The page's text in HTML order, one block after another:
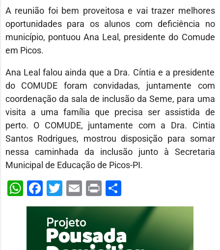
A reunião foi bem proveitosa e vai trazer melhores
oportunidades para os alunos com deficiência no
município, pontuou Ana Leal, presidente do Comude
em Picos.
Ana Leal falou ainda que a Dra. Cíntia e a presidente
do COMUDE foram convidadas, juntamente com
coordenação da sala de inclusão da Seme, para uma
visita a uma família que precisa ser assistida de
perto. O COMUDE, juntamente com a Dra. Cintia
Santos Rodrigues, mostrou disposição para somar
nessa caminhada da inclusão junto à Secretaria
Municipal de Educação de Picos-PI.
WhatsApp
Facebook
Twitter
Email
PrintShare